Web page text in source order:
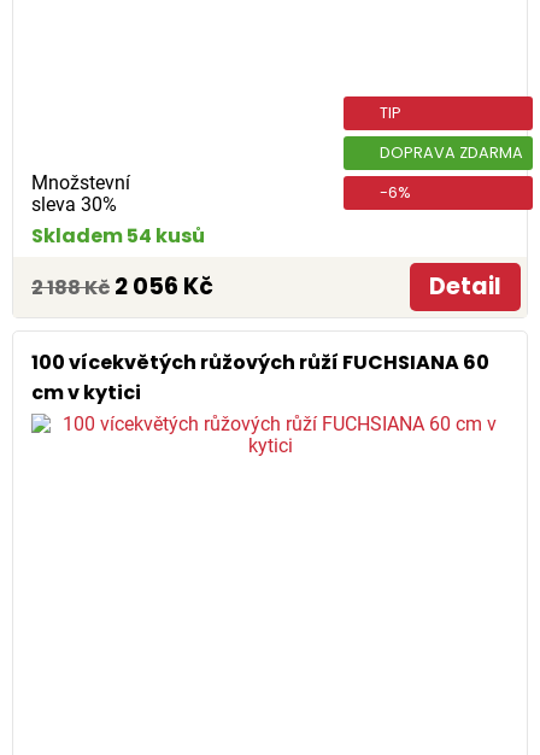
Množstevní
sleva 30%
TIP
DOPRAVA ZDARMA
-6%
Skladem 54 kusů
2 188 Kč 2 056 Kč Detail
100 vícekvětých růžových růží FUCHSIANA 60
cm v kytici